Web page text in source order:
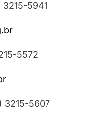
3215-5941
5572
3215-5607